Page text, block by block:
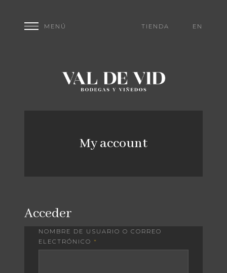
TIENDA EN
My account
Acceder
NOMBRE DE USUARIO O CORREO
ELECTRÓNICO *